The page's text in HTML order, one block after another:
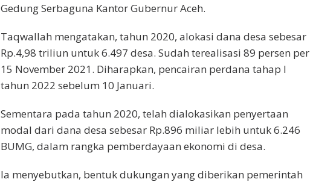
Gedung Serbaguna Kantor Gubernur Aceh.
Taqwallah mengatakan, tahun 2020, alokasi dana desa sebesar
Rp.4,98 triliun untuk 6.497 desa. Sudah terealisasi 89 persen per
15 November 2021. Diharapkan, pencairan perdana tahap I
tahun 2022 sebelum 10 Januari.
Sementara pada tahun 2020, telah dialokasikan penyertaan
modal dari dana desa sebesar Rp.896 miliar lebih untuk 6.246
BUMG, dalam rangka pemberdayaan ekonomi di desa.
Ia menyebutkan, bentuk dukungan yang diberikan pemerintah